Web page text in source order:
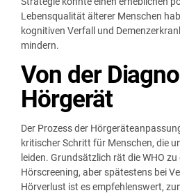
Lebensqualität älterer Menschen
kognitiven Verfall und
mindern.
Von der
Hörgerät
Der Prozess der
kritischer Schritt für Menschen, die
leiden. Grundsätzlich rät die WHO
Hörscreening, aber spätestens bei
Hörverlust ist es empfehlenswert,